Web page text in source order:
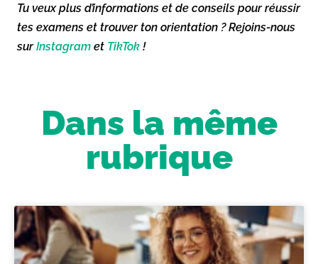
Tu veux plus d’informations et de conseils pour réussir
tes examens et trouver ton orientation ? Rejoins-nous
surInstagram et TikTok !
Dans la même
rubrique